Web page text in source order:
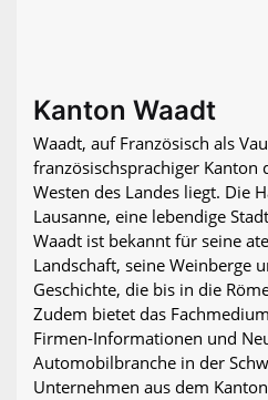
Kanton Waadt
Waadt, auf Französisch als
französischsprachiger Kanton
Westen des Landes liegt. Die
Lausanne, eine lebendige
Waadt ist bekannt für seine
Landschaft, seine Weinberge
Geschichte, die bis in die
Zudem bietet das
Firmen-Informationen und
Automobilbranche in der
Unternehmen aus dem